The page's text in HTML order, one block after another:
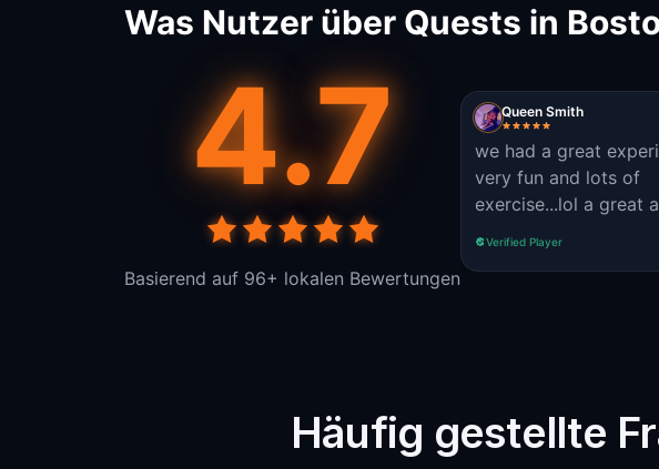
Was Nutzer über Quests in
4.7
Basierend auf 96+ lokalen Bewertungen
Queen Smith
we had a great
very fun and lots of
exercise...lol a great
Verified Player
Häufig gestellte